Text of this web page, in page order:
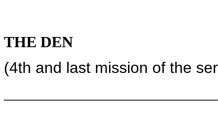
THE DEN
(4th and last mission of the